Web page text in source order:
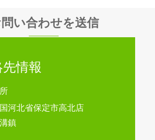
い合わせを送信
情報
河北省保定市高北店
鎮